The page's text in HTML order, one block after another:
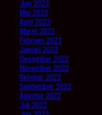
Juni 2023
Mei 2023
April 2023
Maret 2023
Februari 2023
Januari 2023
Desember 2022
November 2022
Oktober 2022
September 2022
Agustus 2022
Juli 2022